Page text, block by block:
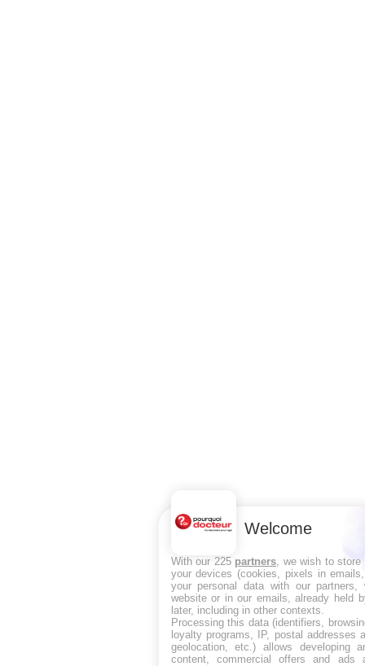
Welcome
With our 225 partners , we wish to
your devices (cookies, pixels in
your personal data with our partners,
website or in our emails, already held
later, including in other contexts.
Processing this data (identifiers,
loyalty programs, IP, postal addresses
geolocation, etc.) allows developing
content, commercial offers and ads